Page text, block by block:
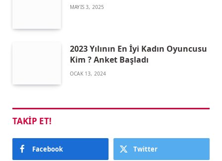
MAYIS 3, 2025
2023 Yılının En İyi Kadın Oyuncusu
Kim ? Anket Başladı
OCAK 13, 2024
TAKIP ET!
Facebook Twitter